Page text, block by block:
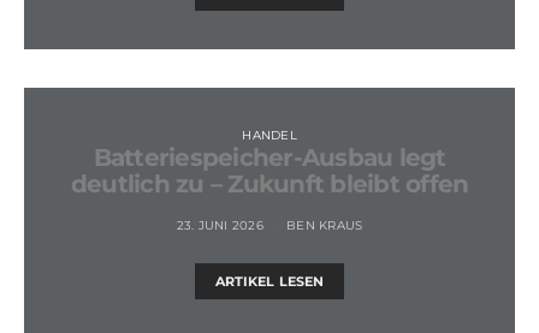
HANDEL
Batteriespeicher-Ausbau legt
deutlich zu – Zukunft bleibt offen
23. JUNI 2026 BEN KRAUS
ARTIKEL LESEN